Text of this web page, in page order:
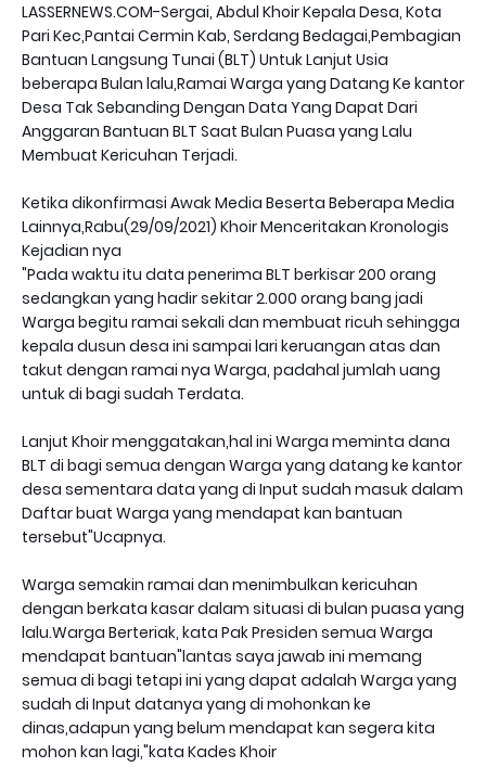
LASSERNEWS.COM-Sergai, Abdul Khoir Kepala Desa, Kota
Pari Kec,Pantai Cermin Kab, Serdang Bedagai,Pembagian
Bantuan Langsung Tunai (BLT) Untuk Lanjut Usia
beberapa Bulan lalu,Ramai Warga yang Datang Ke kantor
Desa Tak Sebanding Dengan Data Yang Dapat Dari
Anggaran Bantuan BLT Saat Bulan Puasa yang Lalu
Membuat Kericuhan Terjadi.
Ketika dikonfirmasi Awak Media Beserta Beberapa Media
Lainnya,Rabu(29/09/2021) Khoir Menceritakan Kronologis
Kejadian nya
"Pada waktu itu data penerima BLT berkisar 200 orang
sedangkan yang hadir sekitar 2.000 orang bang jadi
Warga begitu ramai sekali dan membuat ricuh sehingga
kepala dusun desa ini sampai lari keruangan atas dan
takut dengan ramai nya Warga, padahal jumlah uang
untuk di bagi sudah Terdata.
Lanjut Khoir menggatakan,hal ini Warga meminta dana
BLT di bagi semua dengan Warga yang datang ke kantor
desa sementara data yang di Input sudah masuk dalam
Daftar buat Warga yang mendapat kan bantuan
tersebut"Ucapnya.
Warga semakin ramai dan menimbulkan kericuhan
dengan berkata kasar dalam situasi di bulan puasa yang
lalu.Warga Berteriak, kata Pak Presiden semua Warga
mendapat bantuan"lantas saya jawab ini memang
semua di bagi tetapi ini yang dapat adalah Warga yang
sudah di Input datanya yang di mohonkan ke
dinas,adapun yang belum mendapat kan segera kita
mohon kan lagi,"kata Kades Khoir